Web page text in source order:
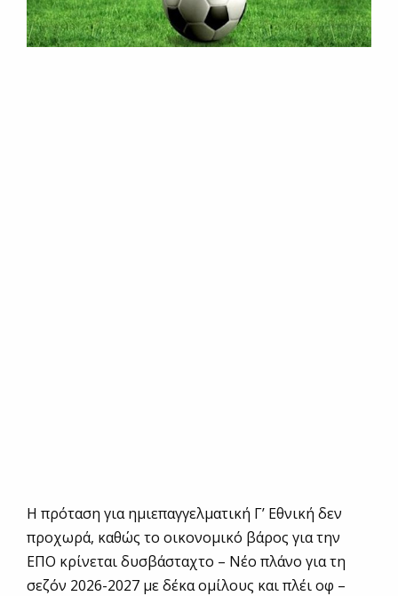
Η πρόταση για ημιεπαγγελματική Γ’ Εθνική δεν
προχωρά, καθώς το οικονομικό βάρος για την
ΕΠΟ κρίνεται δυσβάσταχτο – Νέο πλάνο για τη
σεζόν 2026-2027 με δέκα ομίλους και πλέι οφ –